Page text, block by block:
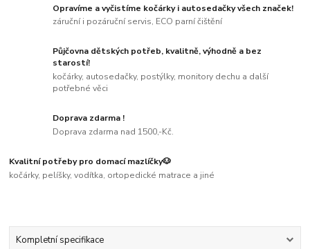
Opravíme a vyčistíme kočárky i autosedačky všech značek!
záruční i pozáruční servis, ECO parní čištění
Půjčovna dětských potřeb, kvalitně, výhodně a bez
starostí!
kočárky, autosedačky, postýlky, monitory dechu a další
potřebné věci
Doprava zdarma !
Doprava zdarma nad 1500,-Kč.
Kvalitní potřeby pro domací mazlíčky🐶
kočárky, pelíšky, vodítka, ortopedické matrace a jiné
Kompletní specifikace